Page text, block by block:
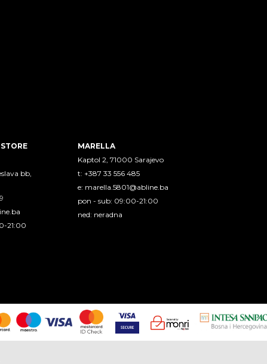
bb,
21:00
MARELLA
Kaptol 2, 71000 Sarajevo
t: +387 33 556 485
e: marella.5801@abline.ba
pon - sub: 09:00-21:00
ned: neradna